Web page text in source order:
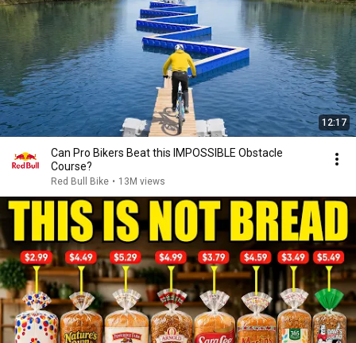
12:17
Can Pro Bikers Beat this IMPOSSIBLE Obstacle
Course?
Red Bull Bike • 13M views